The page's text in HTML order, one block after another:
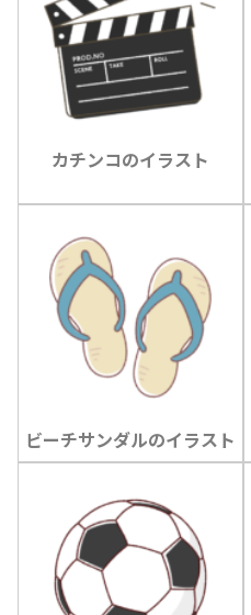
カチンコのイラスト
ビーチサンダルのイラスト